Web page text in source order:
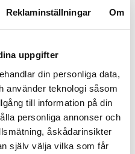
Reklaminställningar Om
uppgifter
din personliga data,
använder teknologi såsom
till information på din
personliga annonser och
åskådarinsikter
själv välja vilka som får